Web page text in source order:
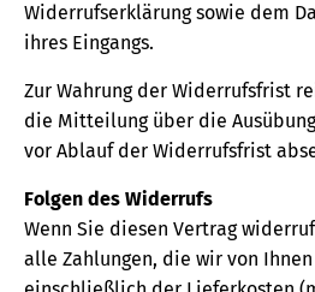
Widerrufserklärung sowie dem
ihres Eingangs.
Zur Wahrung der Widerrufsfrist
die Mitteilung über die
vor Ablauf der Widerrufsfrist
Folgen des Widerrufs
Wenn Sie diesen Vertrag
alle Zahlungen, die wir von